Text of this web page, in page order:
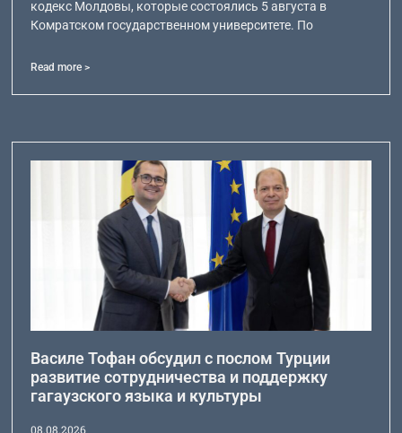
кодекс Молдовы, которые состоялись 5 августа в
Комратском государственном университете. По
Read more >
Василе Тофан обсудил с послом Турции
развитие сотрудничества и поддержку
гагаузского языка и культуры
08.08.2026